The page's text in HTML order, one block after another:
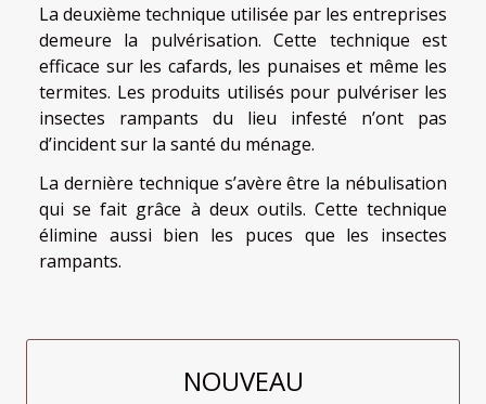
La deuxième technique utilisée par les entreprises
demeure la pulvérisation. Cette technique est
efficace sur les cafards, les punaises et même les
termites. Les produits utilisés pour pulvériser les
insectes rampants du lieu infesté n’ont pas
d’incident sur la santé du ménage.
La dernière technique s’avère être la nébulisation
qui se fait grâce à deux outils. Cette technique
élimine aussi bien les puces que les insectes
rampants.
NOUVEAU